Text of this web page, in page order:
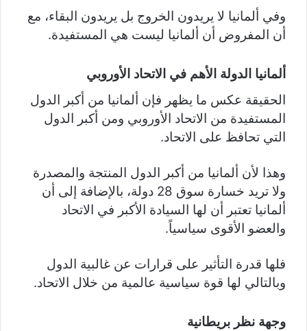
وفي ألمانيا لا يريدون الخروج بل يريدون البقاء، مع
أن المفروض أن ألمانيا ليست هي المستفيدة.
ألمانيا الدولة الأهم في الاتحاد الأوروبي
الحقيقة عكس ما يظهر فإن ألمانيا من أكبر الدول
المستفيدة من الاتحاد الأوروبي ومن أكبر الدول
التي تحافظ على الاتحاد.
وهذا لأن ألمانيا من أكبر الدول المنتجة والمصدرة
ولا تريد خسارة سوق 28 دولة، بالإضافة إلى أن
ألمانيا تعتبر أن لها السيادة الأكبر في الاتحاد
والعضو الأقوى سياسياً.
فلها قدرة التأثير على قرارات عن غالبية الدول
وبالتالي لها قوة سياسية عالمية من خلال الاتحاد.
وجهة نظر بريطانية